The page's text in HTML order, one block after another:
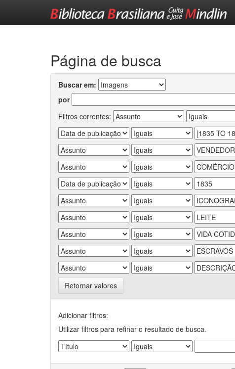
Página de busca
Buscar em:
por
Filtros correntes:
Retornar valores
Adicionar filtros:
Utilizar filtros para refinar o resultado de busca.